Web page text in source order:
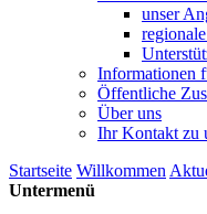
unser
Informationen
Öffentliche
Über uns
Ihr Kontakt zu
Startseite Willkommen
Untermenü